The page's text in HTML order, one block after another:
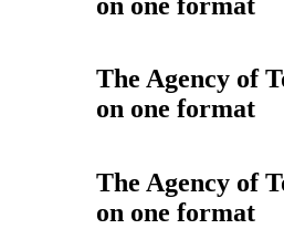
The Agency of
on one format
The Agency of
on one format